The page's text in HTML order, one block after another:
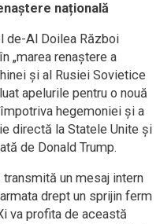
națională
de-Al Doilea Război
„marea renaștere a
și al Rusiei Sovietice
apelurile pentru o nouă
hegemoniei și a
directă la Statele Unite și
de Donald Trump.
un mesaj intern
drept un sprijin ferm
va profita de această